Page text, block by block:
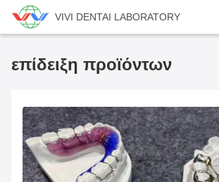
VIVI DENTAI LABORATORY
επίδειξη προϊόντων